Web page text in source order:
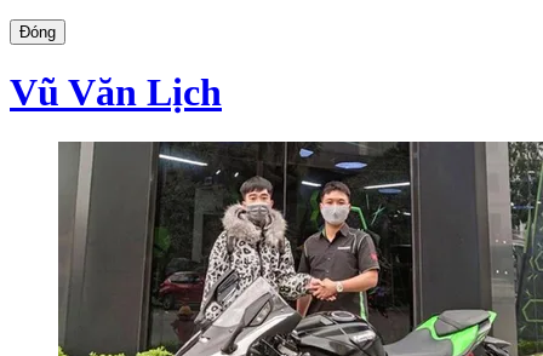
Đóng
Vũ Văn Lịch